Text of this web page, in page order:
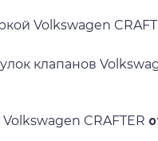
Volkswagen
клапанов
CRAFTER